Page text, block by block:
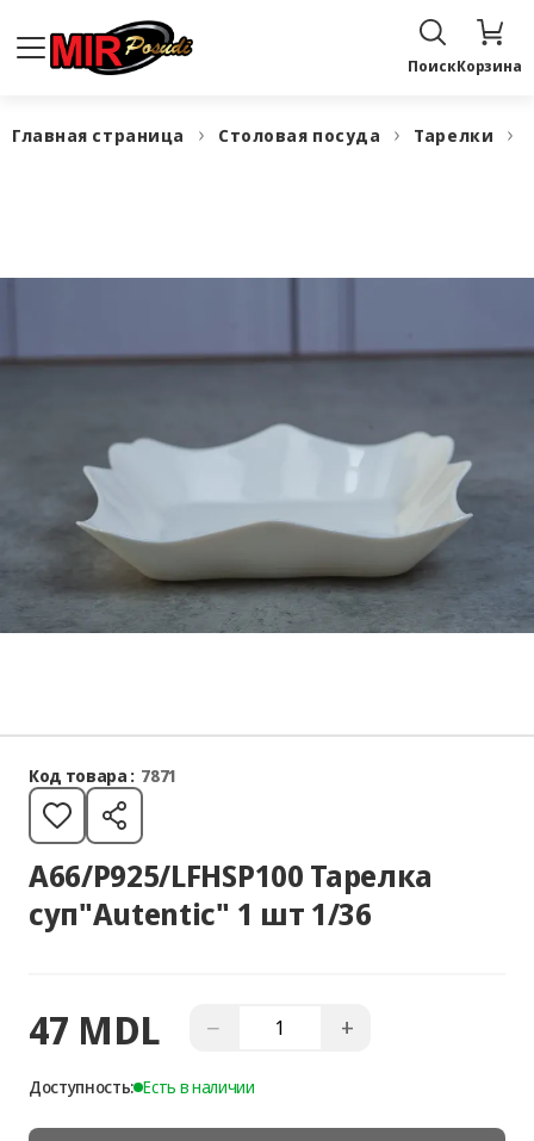
ПоискКорзина
Главная страница Столовая посуда Тарелки
Код товара : 7871
A66/P925/LFHSP100 Тарелка
суп"Autentic" 1 шт 1/36
47 MDL − +
Доступность: Есть в наличии